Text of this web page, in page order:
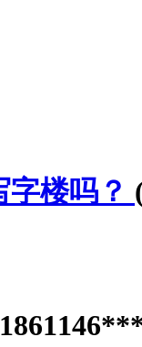
楼吗？